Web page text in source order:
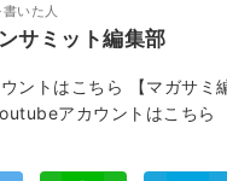
いた人
サミット編集部
ントはこちら
【マガサミ
アカウントはこちら